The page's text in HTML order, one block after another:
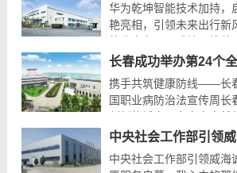
华为乾坤智能技术加持，
艳亮相，引领未来出行新
的北京车展正式拉开帷幕
的顶级盛会，此次车展吸
GT7”的车型凭借其独...
携手共筑健康防线——长
国职业病防治法宣传周长
创新的城市，在春意盎然
出了关爱劳动者健康的正
成功举办。本次启动仪...
中央社会工作部引领威海